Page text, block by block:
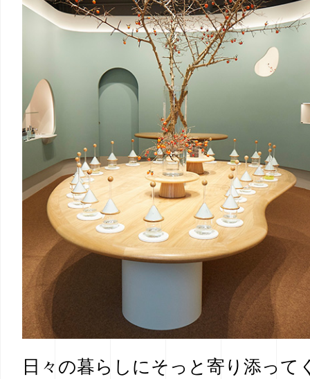
日々の暮らしにそっと寄り添って